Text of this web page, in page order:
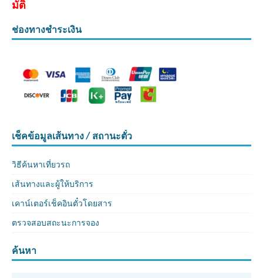
มัติ
ช่องทางชำระเงิน
เช็คข้อมูลเส้นทาง / สถานะตั๋ว
วิธีค้นหาเที่ยวรถ
เส้นทางและผู้ให้บริการ
เคาน์เตอร์เช็คอินตั๋วโดยสาร
ตรวจสอบสถะนะการจอง
ค้นหา